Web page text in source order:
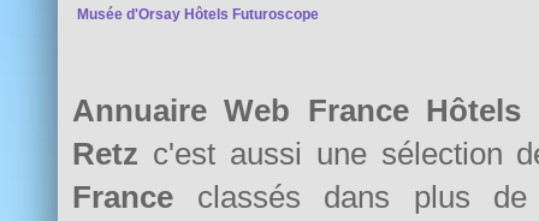
Musée d'Orsay Hôtels Futuroscope
Annuaire Web France Hôtels
Retz c'est aussi une sélection
France classés dans plus